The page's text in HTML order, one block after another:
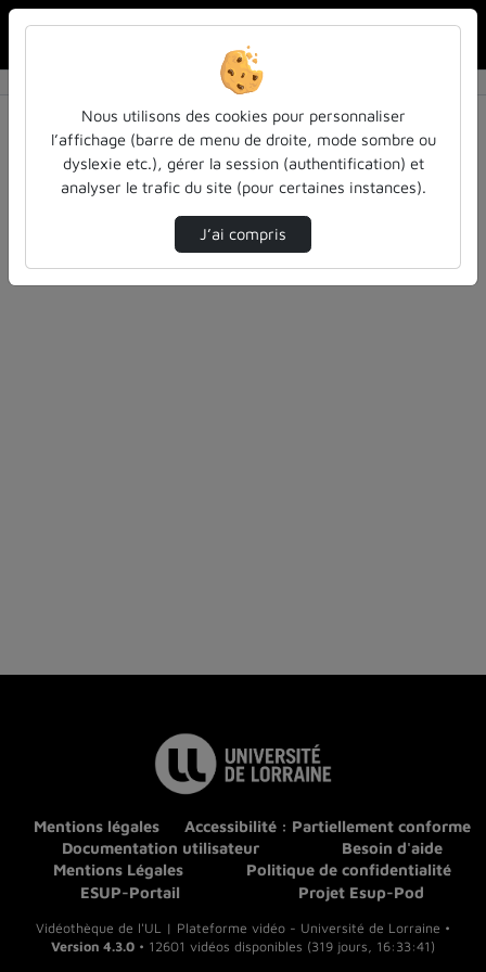
0 vidéo trouvée
Audio Vidéo Statistiques de vues
Direction de tri
Désolé, aucune vidéo trouvée.
Mentions légales
Accessibilité : Partiellement conforme
Documentation utilisateur
Besoin d'aide
Mentions Légales
Politique de confidentialité
ESUP-Portail
Projet Esup-Pod
Vidéothèque de l'UL | Plateforme vidéo - Université de Lorraine •
Version 4.3.0 • 12601 vidéos disponibles (319 jours, 16:33:41)
Nous utilisons des cookies pour personnaliser
l’affichage (barre de menu de droite, mode sombre ou
dyslexie etc.), gérer la session (authentification) et
analyser le trafic du site (pour certaines instances).
J’ai compris